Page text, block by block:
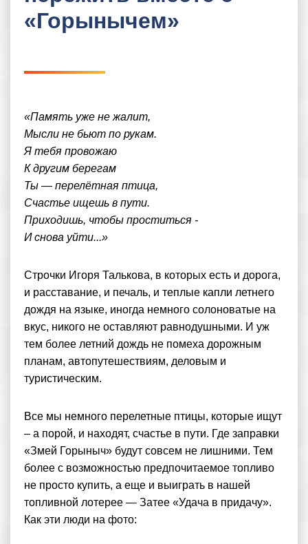
«Горынычем»
«Память уже не жалит,
Мысли не бьют по рукам.
Я тебя провожаю
К другим берегам
Ты — перелётная птица,
Счастье ищешь в пути.
Приходишь, чтобы проститься -
И снова уйти...»
Строчки Игоря Талькова, в которых есть и дорога,
и расставание, и печаль, и теплые капли летнего
дождя на языке, иногда немного солоноватые на
вкус, никого не оставляют равнодушными. И уж
тем более летний дождь не помеха дорожным
планам, автопутешествиям, деловым и
туристическим.
Все мы немного перелетные птицы, которые ищут
– а порой, и находят, счастье в пути. Где заправки
«Змей Горыныч» будут совсем не лишними. Тем
более с возможностью предпочитаемое топливо
не просто купить, а еще и выиграть в нашей
топливной лотерее — Затее «Удача в придачу».
Как эти люди на фото: